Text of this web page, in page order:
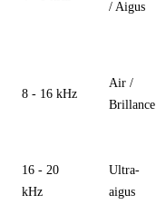
/ Aigus
8 - 16 kHz
Air /
Brillance
16 - 20
kHz
Ultra-
aigus